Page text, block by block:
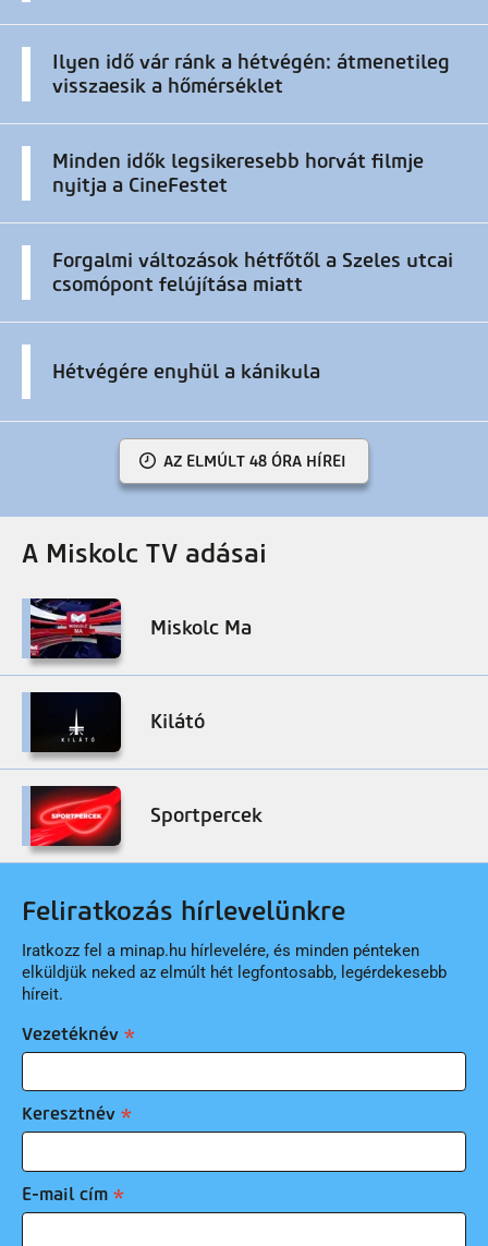
Ilyen idő vár ránk a hétvégén: átmenetileg
visszaesik a hőmérséklet
Minden idők legsikeresebb horvát filmje
nyitja a CineFestet
Forgalmi változások hétfőtől a Szeles utcai
csomópont felújítása miatt
Hétvégére enyhül a kánikula
AZ ELMÚLT 48 ÓRA HÍREI
A Miskolc TV adásai
Miskolc Ma
Kilátó
Sportpercek
Feliratkozás hírlevelünkre
Iratkozz fel a minap.hu hírlevelére, és minden pénteken
elküldjük neked az elmúlt hét legfontosabb, legérdekesebb
híreit.
Vezetéknév
Keresztnév
E-mail cím